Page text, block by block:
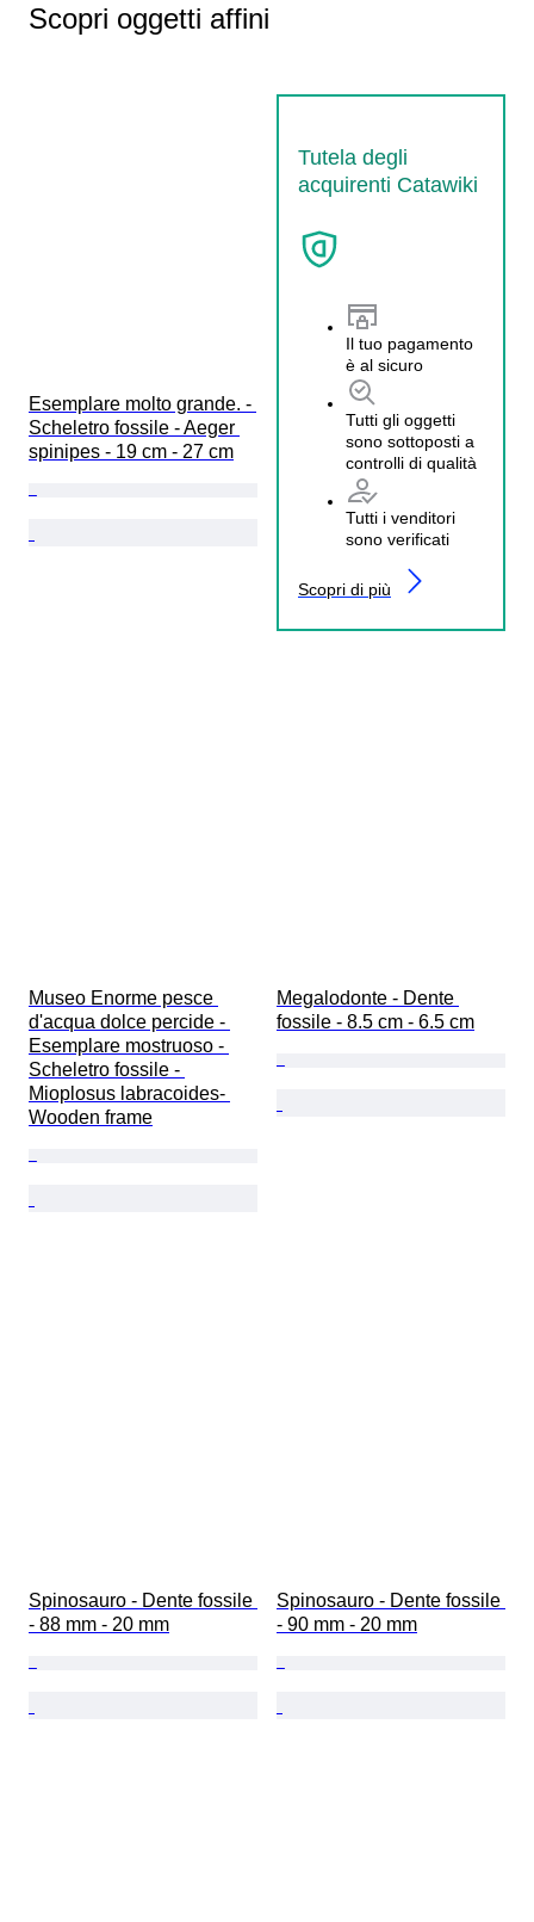
Scopri oggetti affini
Tutela degli
acquirenti Catawiki
Il tuo pagamento
è al sicuro
Tutti gli oggetti
sono sottoposti a
controlli di qualità
Tutti i venditori
sono verificati
Scopri di più
Esemplare molto grande. -
Scheletro fossile - Aeger
spinipes - 19 cm - 27 cm
Museo Enorme pesce
d'acqua dolce percide -
Esemplare mostruoso -
Scheletro fossile -
Mioplosus labracoides-
Wooden frame
Megalodonte - Dente
fossile - 8.5 cm - 6.5 cm
Spinosauro - Dente fossile
- 88 mm - 20 mm
Spinosauro - Dente fossile
- 90 mm - 20 mm